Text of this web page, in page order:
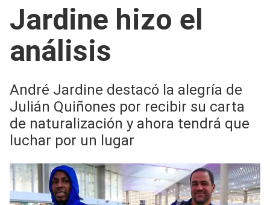
Jardine hizo el
análisis
André Jardine destacó la alegría de
Julián Quiñones por recibir su carta
de naturalización y ahora tendrá que
luchar por un lugar